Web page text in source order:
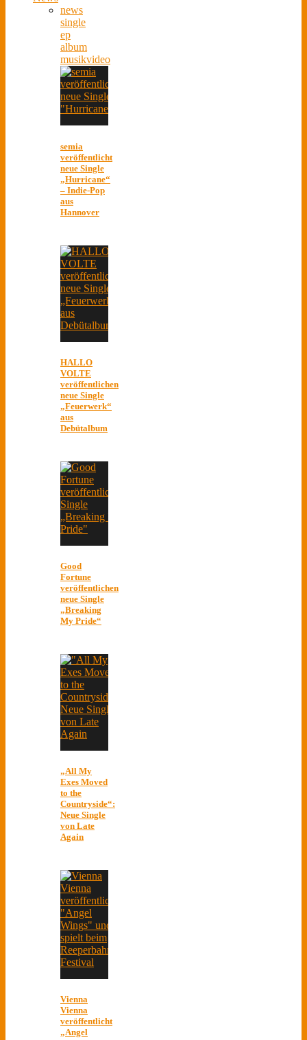
news
single
ep
album
musikvideo
semia
veröffentlicht
neue Single
„Hurricane“
– Indie-Pop
aus
Hannover
HALLO
VOLTE
veröffentlichen
neue Single
„Feuerwerk“
aus
Debütalbum
Good
Fortune
veröffentlichen
neue Single
„Breaking
My Pride“
„All My
Exes Moved
to the
Countryside“:
Neue Single
von Late
Again
Vienna
Vienna
veröffentlicht
„Angel